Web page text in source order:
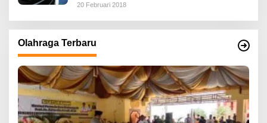
20 Februari 2018
Olahraga Terbaru